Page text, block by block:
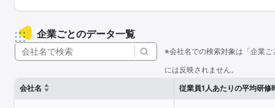
企業ごとのデータ一覧
※会社名での検索対象は「企業
には反映されません。
会社名
従業員1人あたりの平均研修